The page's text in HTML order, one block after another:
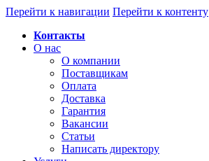
Перейти к навигации Перейти к контенту
Контакты
О нас
О компании
Поставщикам
Оплата
Доставка
Гарантия
Вакансии
Статьи
Написать директору